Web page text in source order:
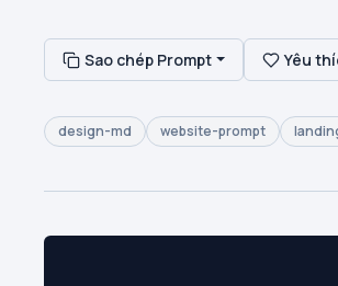
Sao chép Prompt Yêu
design-md website-prompt